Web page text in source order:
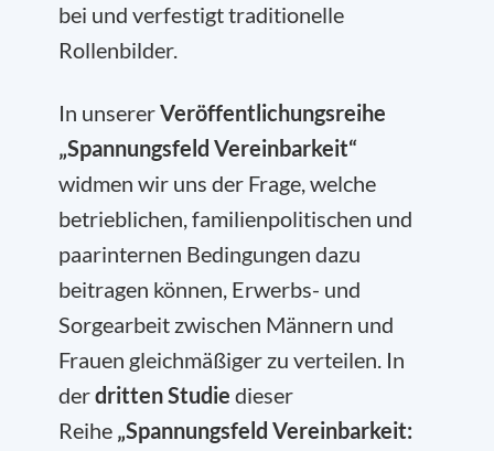
bei und verfestigt traditionelle
Rollenbilder.
In unsererVeröffentlichungsreihe
„Spannungsfeld Vereinbarkeit“
widmen wir uns der Frage, welche
betrieblichen, familienpolitischen und
paarinternen Bedingungen dazu
beitragen können, Erwerbs- und
Sorgearbeit zwischen Männern und
Frauen gleichmäßiger zu verteilen. In
derdritten Studie dieser
Reihe „Spannungsfeld Vereinbarkeit: